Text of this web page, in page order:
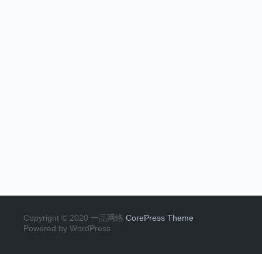
Copyright © 2020 一品网络 CorePress Theme
Powered by WordPress